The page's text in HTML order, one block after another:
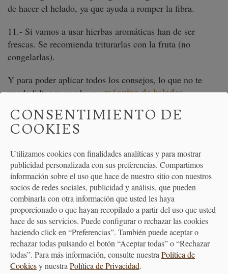
de hacer el helado, ya que ayuda a romper la fibra.
11.- Si vamos a usar hierbas aromáticas han de ser
frescas. Se recomienda triturarlas con la fruta (no
congelarlas).
Y para poder aplicar todos los consejos, lo que no te
puede faltar es una buenamáquina de helados.
Resúmen de algunos consejos impartidos en el curso
"Graté & Dellasera, el helado perfecto" organizado para
Fernando Sáenz por Helen López.
SHARE
FACEBOOK
CONSENTIMIENTO DE
COOKIES
Utilizamos cookies con finalidades analíticas y para mostrar
publicidad personalizada con sus preferencias. Compartimos
información sobre el uso que hace de nuestro sitio con nuestros
socios de redes sociales, publicidad y análisis, que pueden
combinarla con otra información que usted les haya
proporcionado o que hayan recopilado a partir del uso que usted
hace de sus servicios. Puede configurar o rechazar las cookies
haciendo click en “Preferencias”. También puede aceptar o
rechazar todas pulsando el botón “Aceptar todas” o “Rechazar
todas”. Para más información, consulte nuestra Política de
Cookiesy nuestra Política de Privacidad.